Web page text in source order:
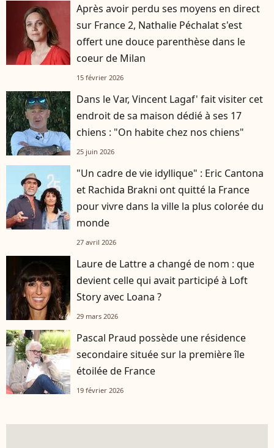
Après avoir perdu ses moyens en direct
sur France 2, Nathalie Péchalat s'est
offert une douce parenthèse dans le
coeur de Milan
15 février 2026
Dans le Var, Vincent Lagaf' fait visiter cet
endroit de sa maison dédié à ses 17
chiens : "On habite chez nos chiens"
25 juin 2026
"Un cadre de vie idyllique" : Eric Cantona
et Rachida Brakni ont quitté la France
pour vivre dans la ville la plus colorée du
monde
27 avril 2026
Laure de Lattre a changé de nom : que
devient celle qui avait participé à Loft
Story avec Loana ?
29 mars 2026
Pascal Praud possède une résidence
secondaire située sur la première île
étoilée de France
19 février 2026